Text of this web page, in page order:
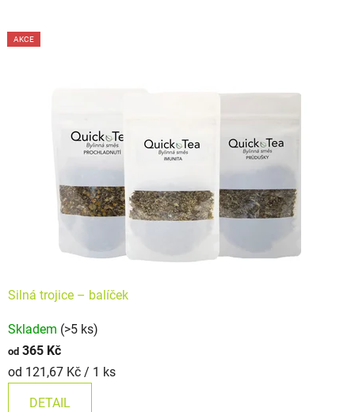
Silná trojice – balíček
hodnocení
produktu
je
Skladem (>5 ks)
od 365 Kč
Měrná
od 121,67 Kč / 1 ks
DETAIL
AKCE